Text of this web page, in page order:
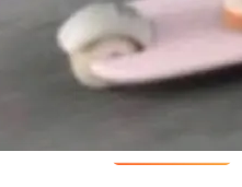
/ Linu
solon.noea
代码历史的
口契约、业
至数百个文
络。传统的
遍历）仅能
代码的语义
码智能体在
件：北京一
己接的私活腾
的全部核心
科技公司AI
司内部架构
从A集群迁
他没有迁移
KV ca
4
列之一，但
。月之暗面
上下文、M